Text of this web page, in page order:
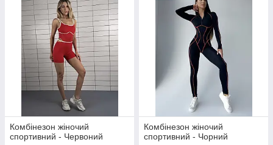
Комбінезон жіночий
спортивний - Червоний
Комбінезон жіночий
спортивний - Чорний